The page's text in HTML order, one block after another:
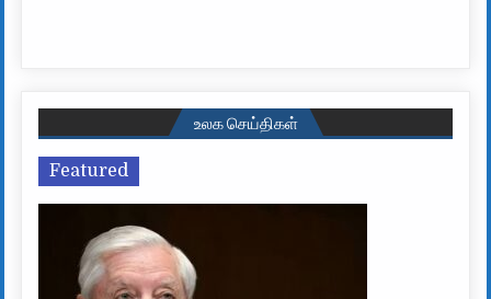
உலக செய்திகள்
Featured